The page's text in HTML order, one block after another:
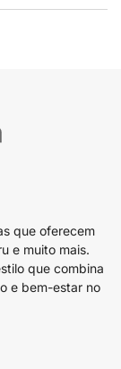
que oferecem
e muito mais.
que combina
e bem-estar no